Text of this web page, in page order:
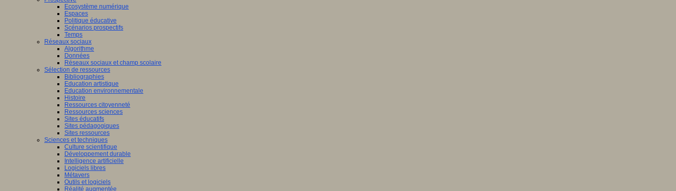
Ecosystème numérique
Espaces
Politique éducative
Scénarios prospectifs
Temps
Réseaux sociaux
Algorithme
Données
Réseaux sociaux et champ scolaire
Sélection de ressources
Bibliographies
Education artistique
Education environnementale
Histoire
Ressources citoyenneté
Ressources sciences
Sites éducatifs
Sites pédagogiques
Sites ressources
Sciences et techniques
Culture scientifique
Développement durable
Intelligence artificielle
Logiciels libres
Métavers
Outils et logiciels
Réalité augmentée